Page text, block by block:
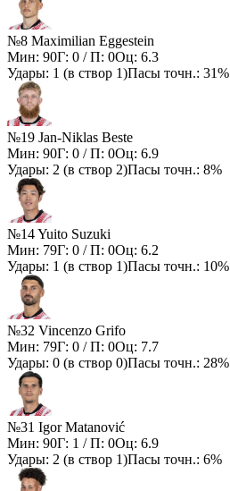
№8 Maximilian Eggestein
Мин: 90Г: 0 / П: 0Оц: 6.3
Удары: 1 (в створ 1)Пасы точн.: 31%
№19 Jan-Niklas Beste
Мин: 90Г: 0 / П: 0Оц: 6.9
Удары: 2 (в створ 2)Пасы точн.: 8%
№14 Yuito Suzuki
Мин: 79Г: 0 / П: 0Оц: 6.2
Удары: 1 (в створ 1)Пасы точн.: 10%
№32 Vincenzo Grifo
Мин: 79Г: 0 / П: 0Оц: 7.7
Удары: 0 (в створ 0)Пасы точн.: 28%
№31 Igor Matanović
Мин: 90Г: 1 / П: 0Оц: 6.9
Удары: 2 (в створ 1)Пасы точн.: 6%